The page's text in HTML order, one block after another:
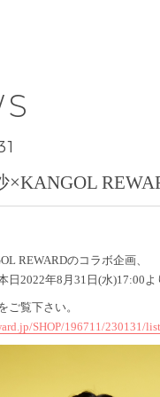
×KANGOL
REWARDのコラボ企画、
日2022年8月31日(水)17:00よ
ご覧下さい。
SHOP/196711/230131/